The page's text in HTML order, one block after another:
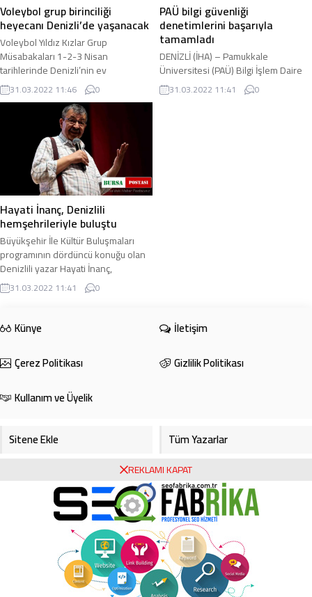
Voleybol grup birinciliği
heyecanı Denizli’de yaşanacak
Voleybol Yıldız Kızlar Grup
Müsabakaları 1-2-3 Nisan
tarihlerinde Denizli’nin ev
sahipliğinde, Vali Recep Yazıcıoğlu
Spor Salonunda yapılacak ...
31.03.2022 11:46 0
PAÜ bilgi güvenliği
denetimlerini başarıyla
tamamladı
DENİZLİ (İHA) – Pamukkale
Üniversitesi (PAÜ) Bilgi İşlem Daire
Başkanlığı, Bilgi Güvenliği Yönetim
Sistemi belgelendirme ve gözetim
31.03.2022 11:41 0
Hayati İnanç, Denizlili
hemşehrileriyle buluştu
Büyükşehir İle Kültür Buluşmaları
programının dördüncü konuğu olan
Denizlili yazar Hayati İnanç,
hemşehrilerinin büyük ilgisiyle
karşılaştı ...
31.03.2022 11:41 0
Künye
İletişim
Çerez Politikası
Gizlilik Politikası
Kullanım ve Üyelik
Sitene Ekle
Tüm Yazarlar
Foto Galeri
Video Galeri
Bursa Haberleri
Bursa Hava Durumu
Bursaspor
Ekonomi
REKLAMI KAPAT